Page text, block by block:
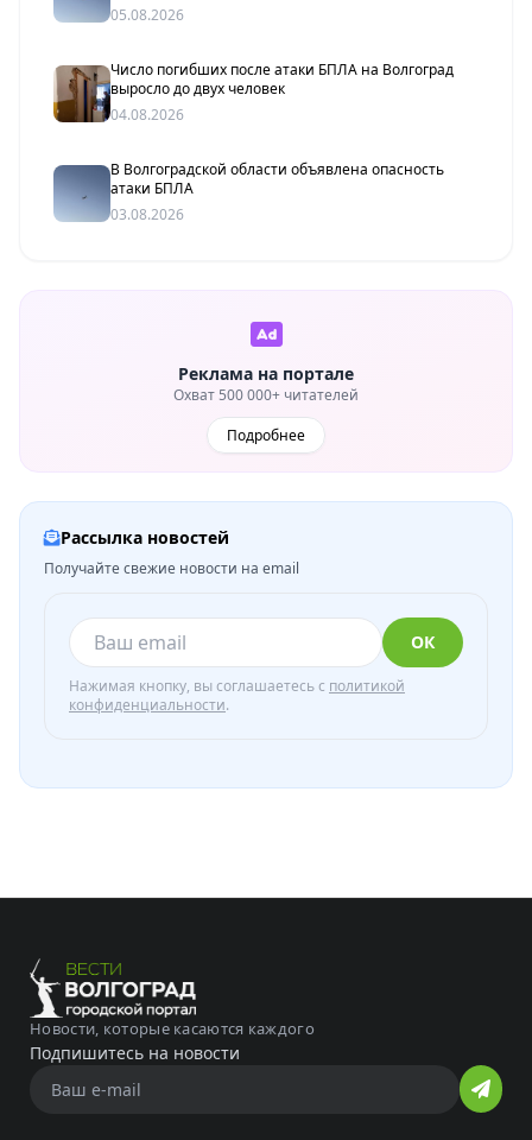
05.08.2026
Число погибших после атаки БПЛА на Волгоград
выросло до двух человек
04.08.2026
В Волгоградской области объявлена опасность
атаки БПЛА
03.08.2026
Реклама на портале
Охват 500 000+ читателей
Подробнее
Рассылка новостей
Получайте свежие новости на email
ОК
Нажимая кнопку, вы соглашаетесь с политикой
конфиденциальности.
Новости, которые касаются каждого
Подпишитесь на новости